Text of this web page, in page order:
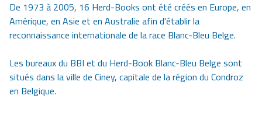
De 1973 à 2005, 16 Herd-Books ont été créés en Europe, en
Amérique, en Asie et en Australie afin d'établir la
reconnaissance internationale de la race Blanc-Bleu Belge.
Les bureaux du BBI et du Herd-Book Blanc-Bleu Belge sont
situés dans la ville de Ciney, capitale de la région du Condroz
en Belgique.